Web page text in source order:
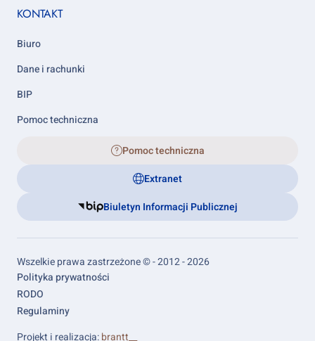
KONTAKT
Biuro
Dane i rachunki
BIP
Pomoc techniczna
Pomoc techniczna
Extranet
Biuletyn Informacji Publicznej
Wszelkie prawa zastrzeżone © - 2012 - 2026
Footer
links
Polityka prywatności
RODO
Regulaminy
Projekt i realizacja:brantt__